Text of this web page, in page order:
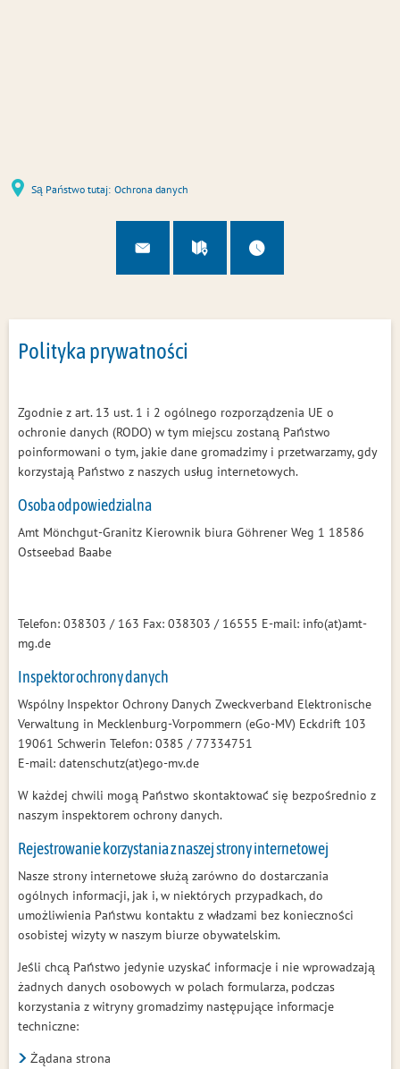
Są Państwo tutaj: Ochrona danych
Polityka prywatności
Zgodnie z art. 13 ust. 1 i 2 ogólnego rozporządzenia UE o
ochronie danych (RODO) w tym miejscu zostaną Państwo
poinformowani o tym, jakie dane gromadzimy i przetwarzamy, gdy
korzystają Państwo z naszych usług internetowych.
Osoba odpowiedzialna
Amt Mönchgut-Granitz Kierownik biura Göhrener Weg 1 18586
Ostseebad Baabe
Telefon: 038303 / 163 Fax: 038303 / 16555 E-mail: info(at)amt-
mg.de
Inspektor ochrony danych
Wspólny Inspektor Ochrony Danych Zweckverband Elektronische
Verwaltung in Mecklenburg-Vorpommern (eGo-MV) Eckdrift 103
19061 Schwerin Telefon: 0385 / 77334751
E-mail: datenschutz(at)ego-mv.de
W każdej chwili mogą Państwo skontaktować się bezpośrednio z
naszym inspektorem ochrony danych.
Rejestrowanie korzystania z naszej strony internetowej
Nasze strony internetowe służą zarówno do dostarczania
ogólnych informacji, jak i, w niektórych przypadkach, do
umożliwienia Państwu kontaktu z władzami bez konieczności
osobistej wizyty w naszym biurze obywatelskim.
Jeśli chcą Państwo jedynie uzyskać informacje i nie wprowadzają
żadnych danych osobowych w polach formularza, podczas
korzystania z witryny gromadzimy następujące informacje
techniczne:
Żądana strona